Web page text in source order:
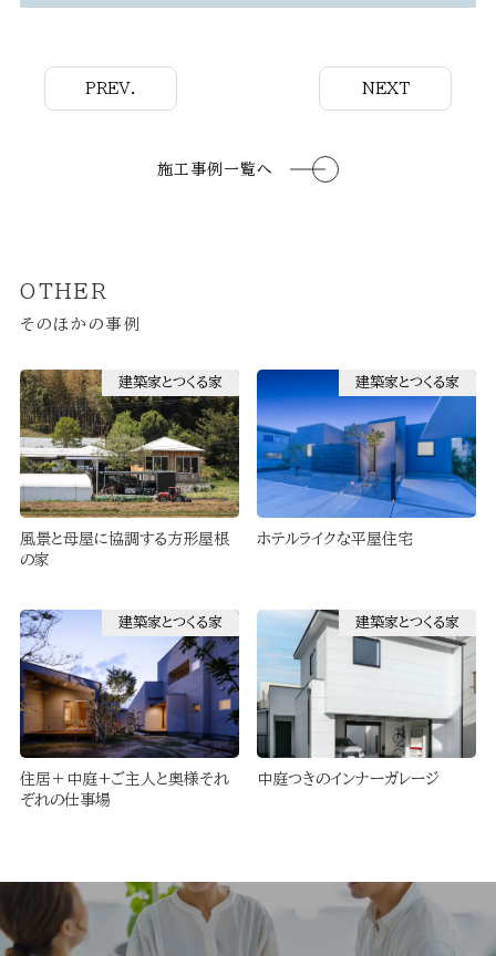
PREV. NEXT
施工事例一覧へ
OTHER
そのほかの事例
建築家とつくる家
風景と母屋に協調する方形屋根
の家
建築家とつくる家
ホテルライクな平屋住宅
建築家とつくる家
住居＋中庭+ご主人と奥様それ
ぞれの仕事場
建築家とつくる家
中庭つきのインナーガレージ